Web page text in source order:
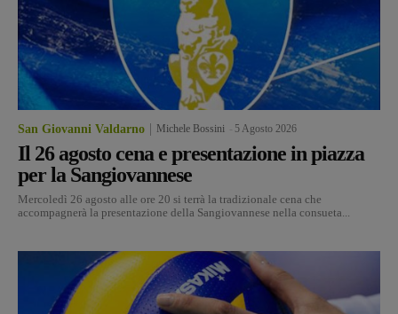
San Giovanni Valdarno Michele Bossini 5 Agosto 2026
Il 26 agosto cena e presentazione in piazza
per la Sangiovannese
Mercoledì 26 agosto alle ore 20 si terrà la tradizionale cena che
accompagnerà la presentazione della Sangiovannese nella consueta...